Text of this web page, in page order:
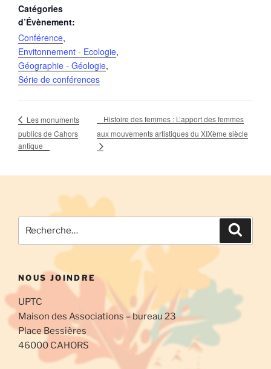
Catégories
d’Évènement:
Conférence,
Envitonnement - Ecologie,
Géographie - Géologie,
Série de conférences
Les monuments
publics de Cahors
antique
Histoire des femmes : L’apport des femmes
aux mouvements artistiques du XIXème siècle
pour
NOUS JOINDRE
UPTC
Maison des Associations – bureau 23
Place Bessières
46000 CAHORS